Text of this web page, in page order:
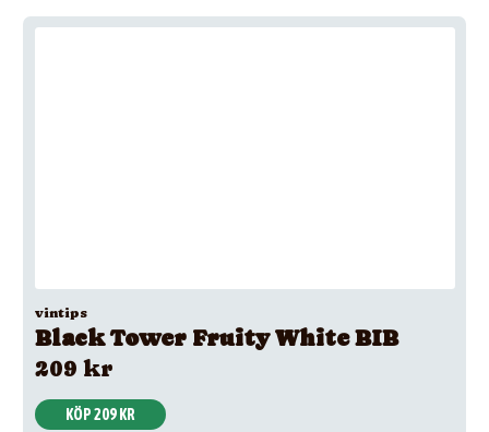
vintips
Black Tower Fruity White BIB
209 kr
KÖP 209 KR